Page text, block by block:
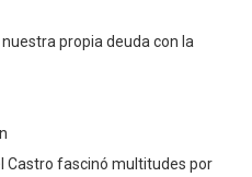
propia deuda con la
Castro fascinó multitudes por